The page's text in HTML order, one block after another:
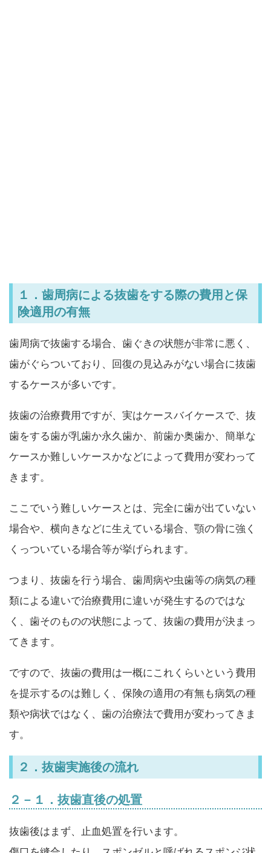
１．歯周病による抜歯をする際の費用と保
険適用の有無
歯周病で抜歯する場合、歯ぐきの状態が非常に悪く、
歯がぐらついており、回復の見込みがない場合に抜歯
するケースが多いです。
抜歯の治療費用ですが、実はケースバイケースで、抜
歯をする歯が乳歯か永久歯か、前歯か奥歯か、簡単な
ケースか難しいケースかなどによって費用が変わって
きます。
ここでいう難しいケースとは、完全に歯が出ていない
場合や、横向きなどに生えている場合、顎の骨に強く
くっついている場合等が挙げられます。
つまり、抜歯を行う場合、歯周病や虫歯等の病気の種
類による違いで治療費用に違いが発生するのではな
く、歯そのものの状態によって、抜歯の費用が決まっ
てきます。
ですので、抜歯の費用は一概にこれくらいという費用
を提示するのは難しく、保険の適用の有無も病気の種
類や病状ではなく、歯の治療法で費用が変わってきま
す。
２．抜歯実施後の流れ
２－１．抜歯直後の処置
抜歯後はまず、止血処置を行います。